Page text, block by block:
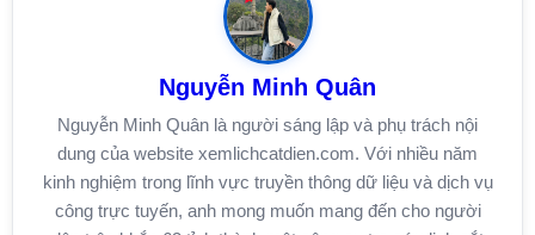
Nguyễn Minh Quân
Nguyễn Minh Quân là người sáng lập và phụ trách nội
dung của website xemlichcatdien.com. Với nhiều năm
kinh nghiệm trong lĩnh vực truyền thông dữ liệu và dịch vụ
công trực tuyến, anh mong muốn mang đến cho người